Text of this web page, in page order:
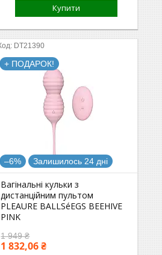
Купити
DT21390
+ ПОДАРОК!
–6% Залишилось 24 дні
Вагінальні кульки з
дистанційним пультом
PLEAURE BALLSéEGS BEEHIVE
PINK
1 949 ₴
1 832,06 ₴